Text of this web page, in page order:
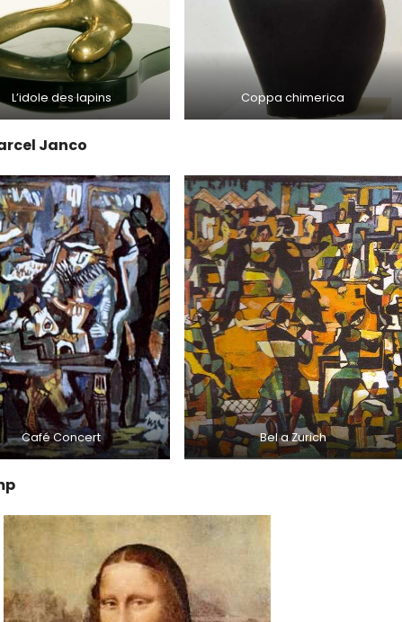
L’idole des lapins Coppa chimerica
Janco
Café Concert Bel a Zurich